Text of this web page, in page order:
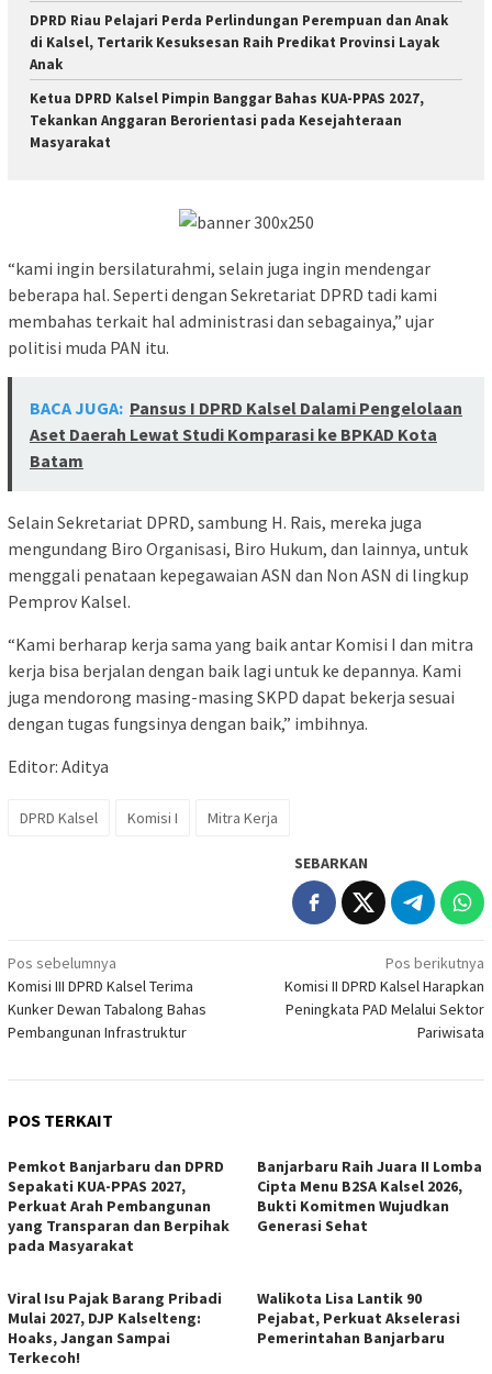
DPRD Riau Pelajari Perda Perlindungan Perempuan dan Anak
di Kalsel, Tertarik Kesuksesan Raih Predikat Provinsi Layak
Anak
Ketua DPRD Kalsel Pimpin Banggar Bahas KUA-PPAS 2027,
Tekankan Anggaran Berorientasi pada Kesejahteraan
Masyarakat
“kami ingin bersilaturahmi, selain juga ingin mendengar
beberapa hal. Seperti dengan Sekretariat DPRD tadi kami
membahas terkait hal administrasi dan sebagainya,” ujar
politisi muda PAN itu.
BACA JUGA: Pansus I DPRD Kalsel Dalami Pengelolaan
Aset Daerah Lewat Studi Komparasi ke BPKAD Kota
Batam
Selain Sekretariat DPRD, sambung H. Rais, mereka juga
mengundang Biro Organisasi, Biro Hukum, dan lainnya, untuk
menggali penataan kepegawaian ASN dan Non ASN di lingkup
Pemprov Kalsel.
“Kami berharap kerja sama yang baik antar Komisi I dan mitra
kerja bisa berjalan dengan baik lagi untuk ke depannya. Kami
juga mendorong masing-masing SKPD dapat bekerja sesuai
dengan tugas fungsinya dengan baik,” imbihnya.
Editor: Aditya
DPRD Kalsel Komisi I Mitra Kerja
SEBARKAN
Navigasi
pos
Pos sebelumnya
Komisi III DPRD Kalsel Terima
Kunker Dewan Tabalong Bahas
Pembangunan Infrastruktur
Pos berikutnya
Komisi II DPRD Kalsel Harapkan
Peningkata PAD Melalui Sektor
Pariwisata
POS TERKAIT
Pemkot Banjarbaru dan DPRD
Sepakati KUA-PPAS 2027,
Perkuat Arah Pembangunan
yang Transparan dan Berpihak
pada Masyarakat
Banjarbaru Raih Juara II Lomba
Cipta Menu B2SA Kalsel 2026,
Bukti Komitmen Wujudkan
Generasi Sehat
Viral Isu Pajak Barang Pribadi
Mulai 2027, DJP Kalselteng:
Hoaks, Jangan Sampai
Terkecoh!
Walikota Lisa Lantik 90
Pejabat, Perkuat Akselerasi
Pemerintahan Banjarbaru